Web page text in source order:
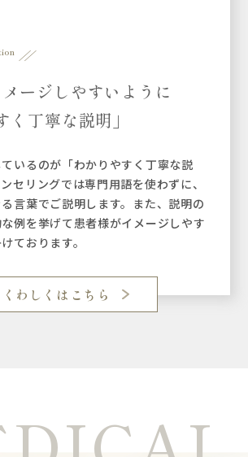
ージしやすいように
く丁寧な説明」
いるのが「わかりやすく丁寧な説
セリングでは専門用語を使わずに、
言葉でご説明します。また、説明の
例を挙げて患者様がイメージしやす
ております。
くわしくはこちら